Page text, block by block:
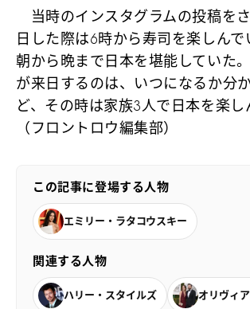
当時のインスタグラムの投稿を
日した際は6時から寿司を楽しんで
朝から晩まで日本を堪能していた
が来日するのは、いつになるか分
ど、その時は家族3人で日本を楽し
（フロントロウ編集部）
この記事に登場する人物
エミリー・ラタコウスキー
関連する人物
ハリー・スタイルズ オリヴィ